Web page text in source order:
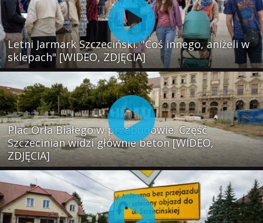
Letni Jarmark Szczeciński. "Coś innego, aniżeli w
sklepach" [WIDEO, ZDJĘCIA]
Plac Orła Białego w przebudowie. Część
Szczecinian widzi głównie beton [WIDEO,
ZDJĘCIA]